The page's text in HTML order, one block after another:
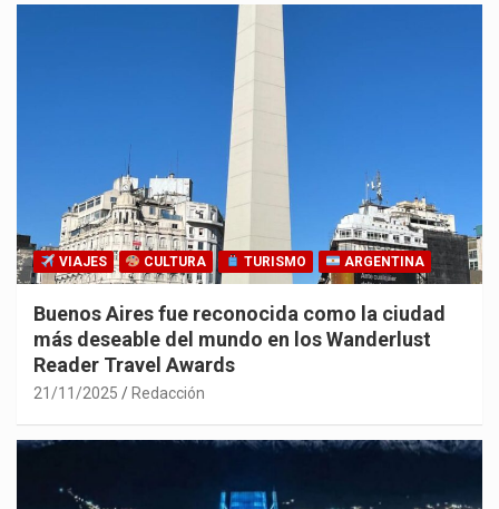
VIAJES CULTURA TURISMO ARGENTINA
Buenos Aires fue reconocida como la ciudad
más deseable del mundo en los Wanderlust
Reader Travel Awards
21/11/2025 Redacción